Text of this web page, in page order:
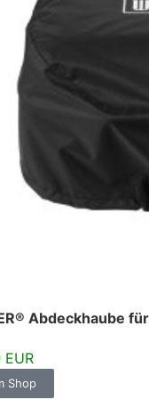
Abdeckhaube
EUR
Shop